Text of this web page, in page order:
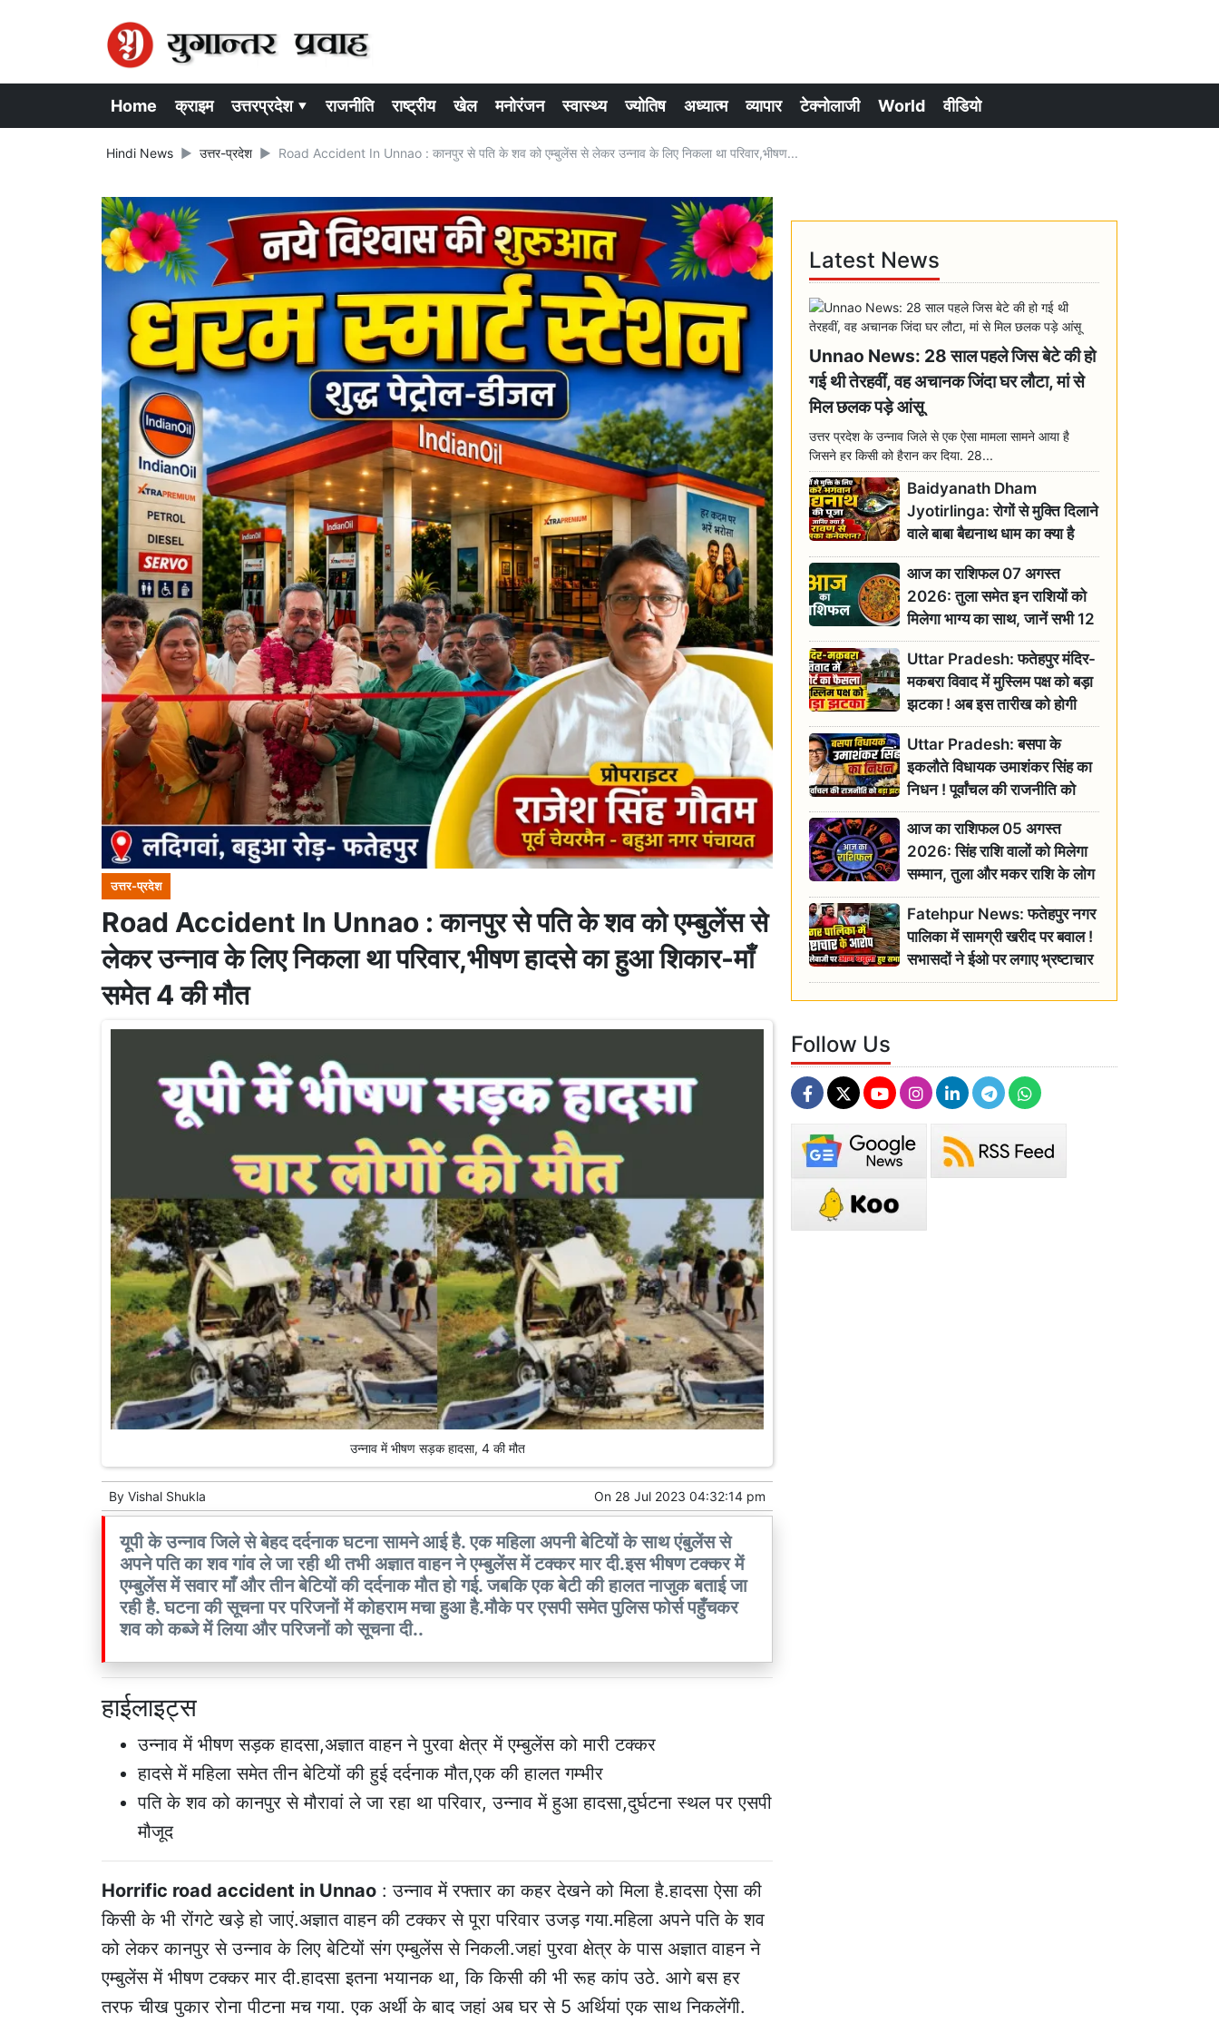
Home क्राइम उत्तरप्रदेश ▾ राजनीति राष्ट्रीय खेल मनोरंजन स्वास्थ्य ज्योतिष अध्यात्म व्यापार टेक्नोलाजी World वीडियो
Hindi News उत्तर-प्रदेश Road Accident In Unnao : कानपुर से पति के शव को एम्बुलेंस से लेकर उन्नाव के लिए निकला था परिवार,भीषण...
उत्तर-प्रदेश
Road Accident In Unnao : कानपुर से पति के शव को एम्बुलेंस से
लेकर उन्नाव के लिए निकला था परिवार,भीषण हादसे का हुआ शिकार-माँ
समेत 4 की मौत
उन्नाव में भीषण सड़क हादसा, 4 की मौत
By Vishal Shukla On 28 Jul 2023 04:32:14 pm
यूपी के उन्नाव जिले से बेहद दर्दनाक घटना सामने आई है. एक महिला अपनी बेटियों के साथ एंबुलेंस से
अपने पति का शव गांव ले जा रही थी तभी अज्ञात वाहन ने एम्बुलेंस में टक्कर मार दी.इस भीषण टक्कर में
एम्बुलेंस में सवार माँ और तीन बेटियों की दर्दनाक मौत हो गई. जबकि एक बेटी की हालत नाजुक बताई जा
रही है. घटना की सूचना पर परिजनों में कोहराम मचा हुआ है.मौके पर एसपी समेत पुलिस फोर्स पहुँचकर
शव को कब्जे में लिया और परिजनों को सूचना दी..
हाईलाइट्स
उन्नाव में भीषण सड़क हादसा,अज्ञात वाहन ने पुरवा क्षेत्र में एम्बुलेंस को मारी टक्कर
हादसे में महिला समेत तीन बेटियों की हुई दर्दनाक मौत,एक की हालत गम्भीर
पति के शव को कानपुर से मौरावां ले जा रहा था परिवार, उन्नाव में हुआ हादसा,दुर्घटना स्थल पर एसपी
मौजूद
Horrific road accident in Unnao : उन्नाव में रफ्तार का कहर देखने को मिला है.हादसा ऐसा की
किसी के भी रोंगटे खड़े हो जाएं.अज्ञात वाहन की टक्कर से पूरा परिवार उजड़ गया.महिला अपने पति के शव
को लेकर कानपुर से उन्नाव के लिए बेटियों संग एम्बुलेंस से निकली.जहां पुरवा क्षेत्र के पास अज्ञात वाहन ने
एम्बुलेंस में भीषण टक्कर मार दी.हादसा इतना भयानक था, कि किसी की भी रूह कांप उठे. आगे बस हर
तरफ चीख पुकार रोना पीटना मच गया. एक अर्थी के बाद जहां अब घर से 5 अर्थियां एक साथ निकलेंगी.
Latest News
Unnao News: 28 साल पहले जिस बेटे की हो
गई थी तेरहवीं, वह अचानक जिंदा घर लौटा, मां से
मिल छलक पड़े आंसू
उत्तर प्रदेश के उन्नाव जिले से एक ऐसा मामला सामने आया है
जिसने हर किसी को हैरान कर दिया. 28...
Baidyanath Dham
Jyotirlinga: रोगों से मुक्ति दिलाने
वाले बाबा बैद्यनाथ धाम का क्या है
रावण से संबंध? जानिए ज्योतिर्लिंग की
महिमा
आज का राशिफल 07 अगस्त
2026: तुला समेत इन राशियों को
मिलेगा भाग्य का साथ, जानें सभी 12
राशियों का दैनिक भाग्यफल
Uttar Pradesh: फतेहपुर मंदिर-
मकबरा विवाद में मुस्लिम पक्ष को बड़ा
झटका ! अब इस तारीख को होगी
सुनवाई
Uttar Pradesh: बसपा के
इकलौते विधायक उमाशंकर सिंह का
निधन ! पूर्वांचल की राजनीति को
बड़ा झटका, योगी ने जताया दुःख
आज का राशिफल 05 अगस्त
2026: सिंह राशि वालों को मिलेगा
सम्मान, तुला और मकर राशि के लोग
रहें सतर्क
Fatehpur News: फतेहपुर नगर
पालिका में सामग्री खरीद पर बवाल !
सभासदों ने ईओ पर लगाए भ्रष्टाचार
के गंभीर आरोप
Follow Us